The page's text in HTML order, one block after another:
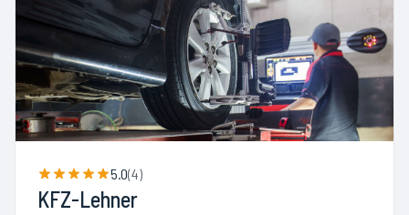
5.0(4)
KFZ-Lehner